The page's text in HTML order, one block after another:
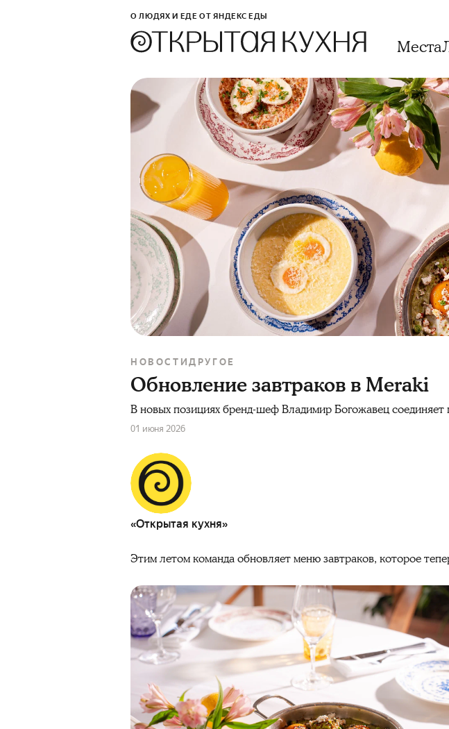
О ЛЮДЯХ И ЕДЕ ОТ ЯНДЕКС ЕДЫ
Места
НОВОСТИДРУГОЕ
Обновление завтраков в Meraki
В новых позициях бренд-шеф Владимир Богожавец
01 июня 2026
«Открытая кухня»
Этим летом команда обновляет меню завтраков, которое